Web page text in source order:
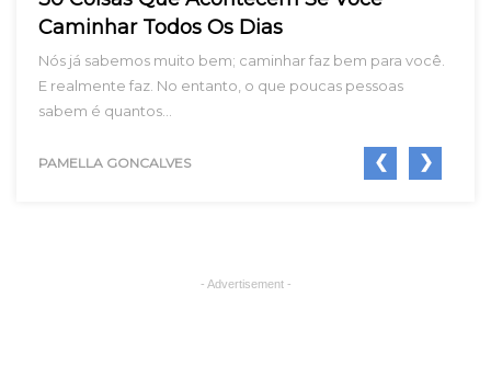
Caminhar Todos Os Dias
Nós já sabemos muito bem; caminhar faz bem para você.
E realmente faz. No entanto, o que poucas pessoas
sabem é quantos…
PAMELLA GONCALVES ❮ ❯
- Advertisement -